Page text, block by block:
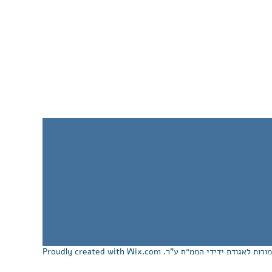
Wix.com